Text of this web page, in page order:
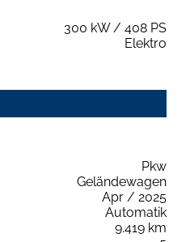
300 kW / 408 PS
Elektro
Pkw
Geländewagen
Apr / 2025
Automatik
9.419 km